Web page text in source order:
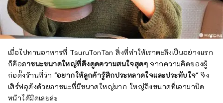
เมื่อไปทานอาหารที่ TsuruTonTan สิ่งที่ทำให้เราตะลึงเป็นอย่างแรก
ก็คือภาชนะขนาดใหญ่ที่ดึงดูดความสนใจสุดๆ จากความคิดของผู้
ก่อตั้งร้านที่ว่า "อยากให้ลูกค้ารู้สึกประหลาดใจและประทับใจ"จึง
เสิร์ฟอุด้งด้วยภาชนะที่มีขนาดใหญ่มาก ใหญ่ถึงขนาดที่เอามาปิด
หน้าได้มิดเลยล่ะ